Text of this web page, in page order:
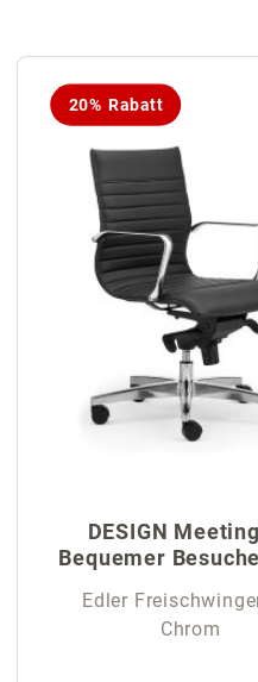
20% Rabatt
DESIGN
Bequemer
Edler
Chrom